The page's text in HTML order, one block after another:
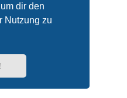
dir den
Nutzung zu